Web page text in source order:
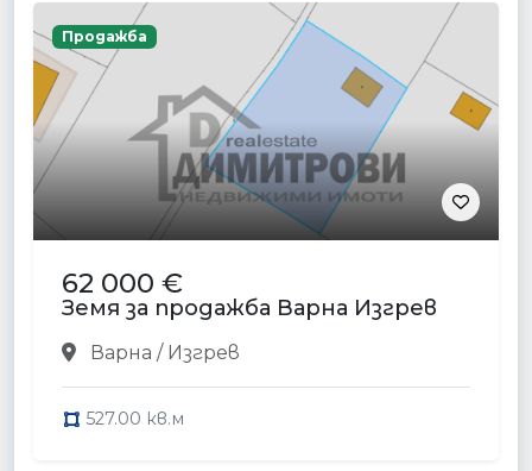
Продажба
62 000 €
Земя за продажба Варна Изгрев
Варна / Изгрев
527.00 кв.м